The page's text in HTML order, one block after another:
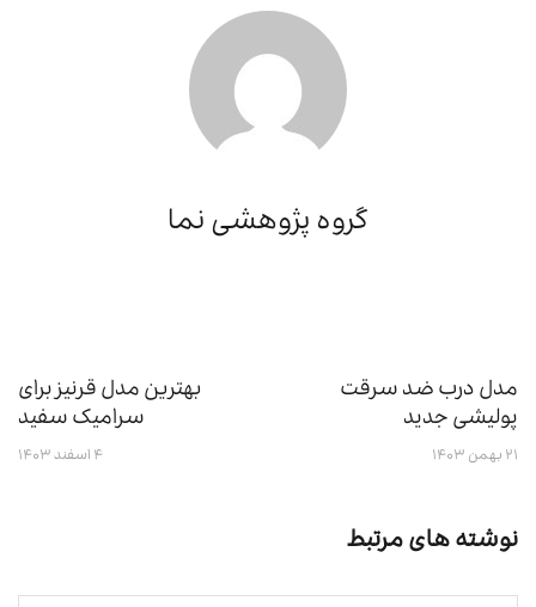
گروه پژوهشی نما
مدل درب ضد سرقت
پولیشی جدید
۲۱ بهمن ۱۴۰۳
بهترین مدل قرنیز برای
سرامیک سفید
۴ اسفند ۱۴۰۳
نوشته های مرتبط